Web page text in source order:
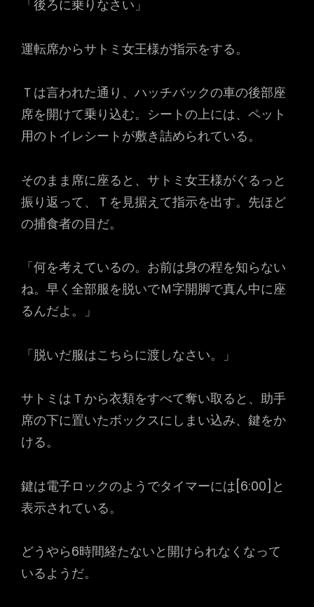
「後ろに乗りなさい」
運転席からサトミ女王様が指示をする。
Ｔは言われた通り、ハッチバックの車の後部座
席を開けて乗り込む。シートの上には、ペット
用のトイレシートが敷き詰められている。
そのまま席に座ると、サトミ女王様がぐるっと
振り返って、Ｔを見据えて指示を出す。先ほど
の捕食者の目だ。
「何を考えているの。お前は身の程を知らない
ね。早く全部服を脱いでＭ字開脚で真ん中に座
るんだよ。」
「脱いだ服はこちらに渡しなさい。」
サトミはＴから衣類をすべて奪い取ると、助手
席の下に置いたボックスにしまい込み、鍵をか
ける。
鍵は電子ロックのようでタイマーには[6:00]と
表示されている。
どうやら6時間経たないと開けられなくなって
いるようだ。